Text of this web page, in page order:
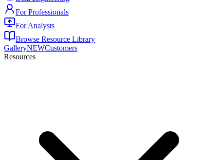
For Professionals
For Analysts
Browse Resource Library
GalleryNEWCustomers
Resources